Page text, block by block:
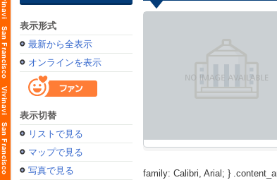
表示形式
最新から全表示
オンラインを表示
表示切替
リストで見る
マップで見る
写真で見る
family: Calibri, Arial; }